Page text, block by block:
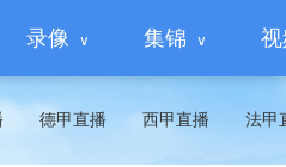
录像 集锦 视
德甲直播 西甲直播 法甲